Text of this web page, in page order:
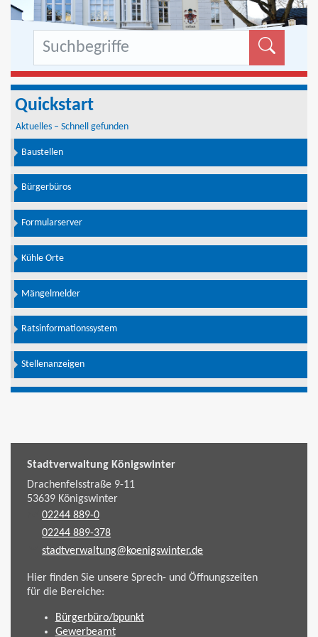
Quickstart
Aktuelles – Schnell gefunden
Baustellen
Bürgerbüros
Formularserver
Kühle Orte
Mängelmelder
Ratsinformationssystem
Stellenanzeigen
Stadtverwaltung Königswinter
Drachenfelsstraße 9-11
53639Königswinter
02244 889-0
02244 889-378
stadtverwaltung@koenigswinter.de
Hier finden Sie unsere Sprech- und Öffnungszeiten
für die Bereiche:
Bürgerbüro/bpunkt
Gewerbeamt